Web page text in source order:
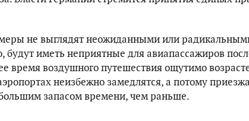
не выглядят неожиданными или
будут иметь неприятные для авиапассажиров
время воздушного путешествия ощутимо
неизбежно замедлятся, а потому
запасом времени, чем раньше.